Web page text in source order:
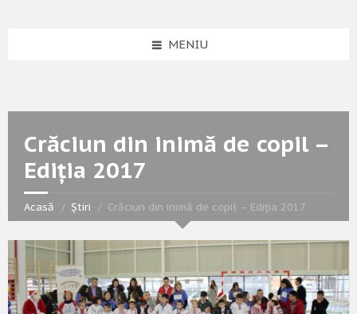
MENIU
Crăciun din inimă de copil –
Ediția 2017
Acasă Știri Crăciun din inimă de copil – Ediția 2017